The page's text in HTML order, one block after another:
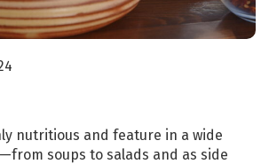
nutritious and feature in a wide
soups to salads and as side